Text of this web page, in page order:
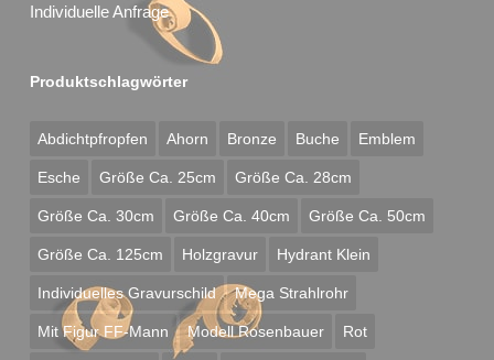
Individuelle Anfrage
Produktschlagwörter
Abdichtpfropfen Ahorn Bronze Buche Emblem
Esche Größe Ca. 25cm Größe Ca. 28cm
Größe Ca. 30cm Größe Ca. 40cm Größe Ca. 50cm
Größe Ca. 125cm Holzgravur Hydrant Klein
Individuelles Gravurschild Mega Strahlrohr
Mit Figur FF-Mann Modell Rosenbauer Rot